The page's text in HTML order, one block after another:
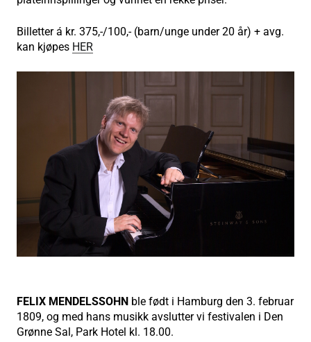
Billetter á kr. 375,-/100,- (barn/unge under 20 år) + avg.
kan kjøpes HER
FELIX MENDELSSOHN ble født i Hamburg den 3. februar
1809, og med hans musikk avslutter vi festivalen i Den
Grønne Sal, Park Hotel kl. 18.00.